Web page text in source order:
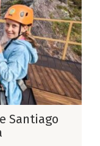
Santiago